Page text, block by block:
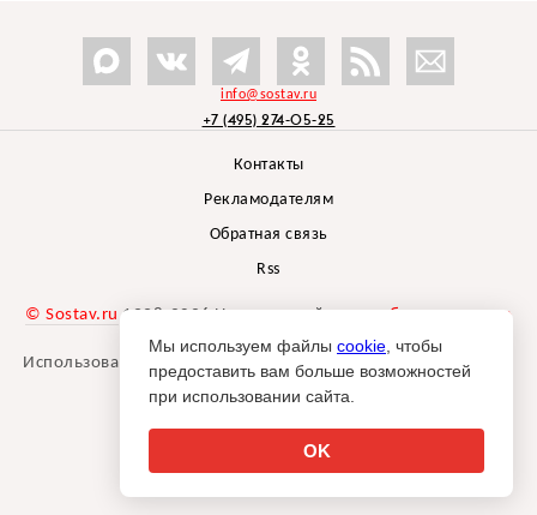
info@sostav.ru
+7 (495) 274-05-25
Контакты
Рекламодателям
Обратная связь
Rss
© Sostav.ru 1998-2026 Независимый проектбрендингового
агентства Depot
Использование материалов Sostav.ru допустимо только при
указании источника.
Мы используем файлы cookie , чтобы
предоставить вам больше возможностей
при использовании сайта.
OK